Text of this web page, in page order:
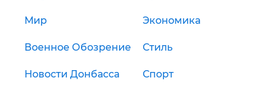
Мир Экономика
Военное Обозрение Стиль
Новости Донбасса Спорт